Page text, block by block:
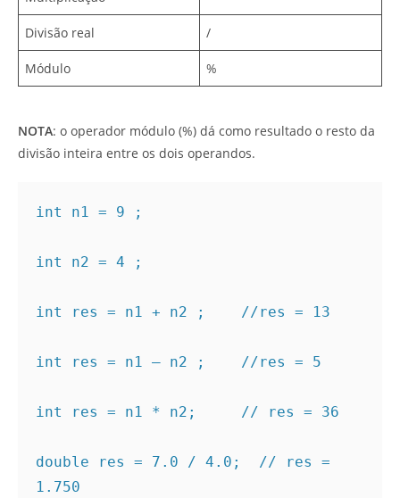
Divisão real /
Módulo %
NOTA: o operador módulo (%) dá como resultado o resto da
divisão inteira entre os dois operandos.
int n1 = 9 ;
int n2 = 4 ;
int res = n1 + n2 ;    //res = 13
int res = n1 – n2 ;    //res = 5
int res = n1 * n2;     // res = 36
double res = 7.0 / 4.0;  // res =
1.750